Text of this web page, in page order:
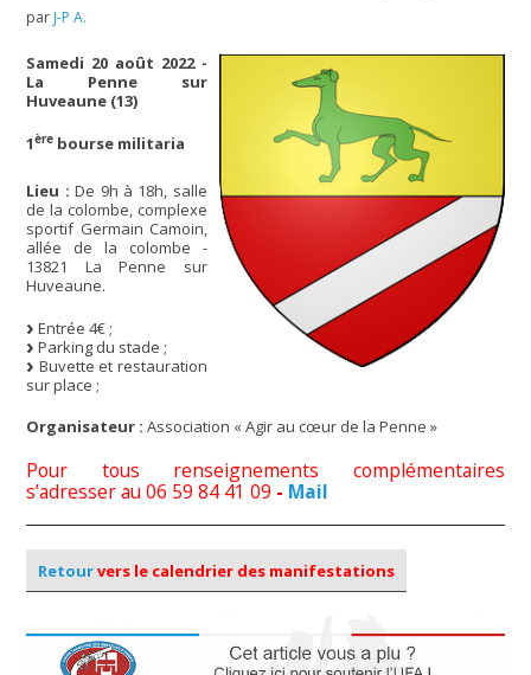
par J-P A.
Samedi 20 août 2022 -
La Penne sur
Huveaune (13)
1ère bourse militaria
Lieu :De 9h à 18h, salle
de la colombe, complexe
sportif Germain Camoin,
allée de la colombe -
13821 La Penne sur
Huveaune.
Entrée 4€ ;
Parking du stade ;
Buvette et restauration
sur place ;
Organisateur : Association « Agir au cœur de la Penne »
Pour tous renseignements complémentaires
s’adresser au 06 59 84 41 09 - Mail
Retourvers le calendrier des manifestations